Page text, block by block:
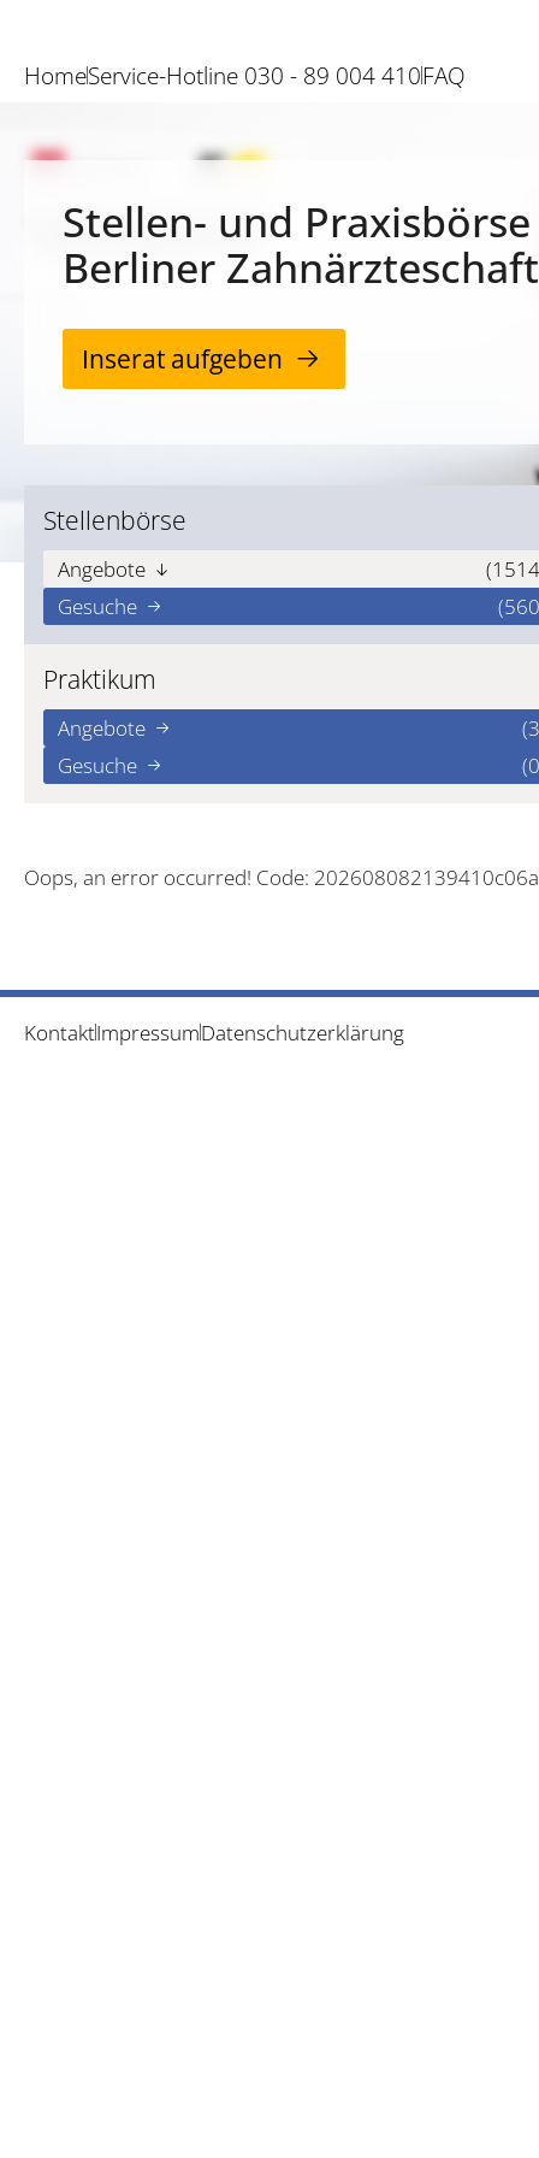
HomeService-Hotline 030 - 89 004 410FAQ
Stellen- und
Berliner Zahnärzteschaft
Inserat aufgeben
Stellenbörse
Angebote
Gesuche
Praktikum
Angebote
Gesuche
Oops, an error occurred! Code:
KontaktImpressumDatenschutzerklärung